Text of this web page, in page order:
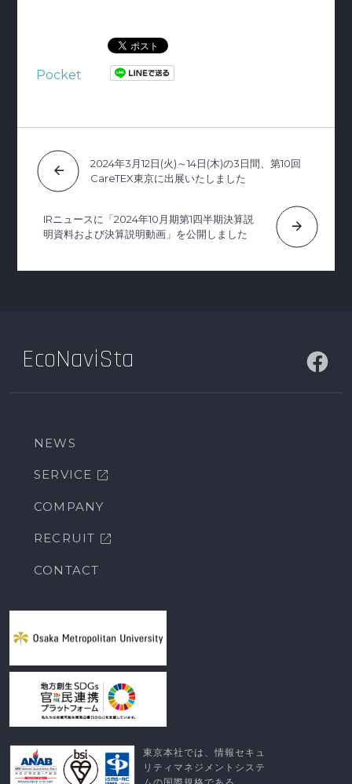
Pocket
arrow_back
2024年3月12日(火)～14日(木)の3日間、第10回
CareTEX東京に出展いたしました
IRニュースに「2024年10月期第1四半期決算説
明資料および決算説明動画」を公開しました
arrow_forward
EcoNaviSta
NEWS
SERVICE
COMPANY
RECRUIT
CONTACT
東京本社では、情報セキュ
リティマネジメントシステ